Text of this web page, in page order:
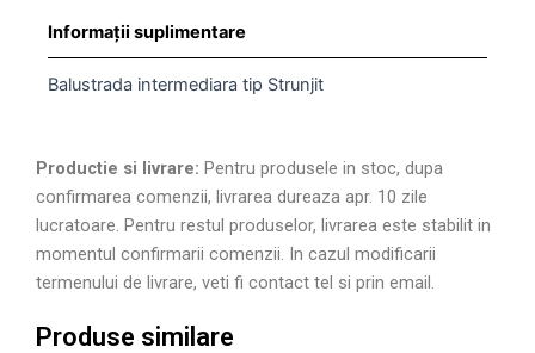
Informații suplimentare
Balustrada intermediara tip Strunjit
Productie si livrare: Pentru produsele in stoc, dupa
confirmarea comenzii, livrarea dureaza apr. 10 zile
lucratoare. Pentru restul produselor, livrarea este stabilit in
momentul confirmarii comenzii. In cazul modificarii
termenului de livrare, veti fi contact tel si prin email.
Produse similare